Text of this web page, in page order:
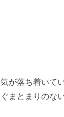
が落ち着いて
まとまりのな